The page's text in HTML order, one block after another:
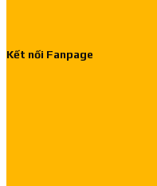
Kết nối Fanpage